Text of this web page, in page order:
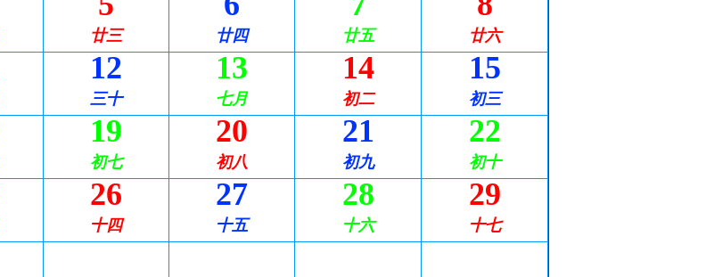
廿三 廿四 廿五 廿六
12
三十
13
七月
14
初二
15
初三
19
初七
20
初八
21
初九
22
初十
26
十四
27
十五
28
十六
29
十七